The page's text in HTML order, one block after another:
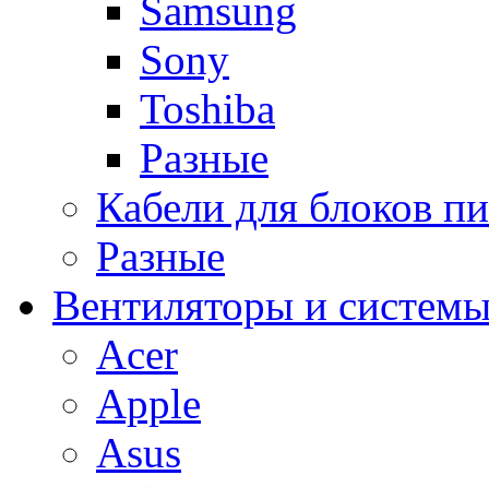
Samsung
Sony
Toshiba
Разные
Кабели для блоков
Разные
Вентиляторы и
Acer
Apple
Asus